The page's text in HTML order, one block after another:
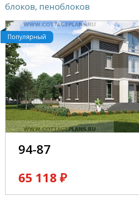
блоков, пеноблоков
Популярный
94-87
65 118 ₽